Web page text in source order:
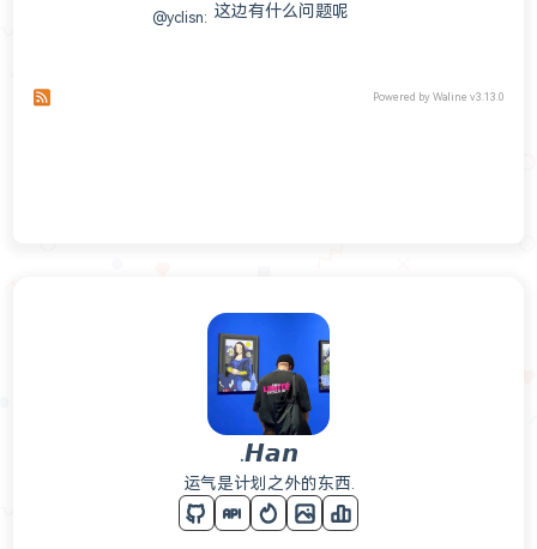
@yclisn: 这边有什么问题呢
Subscribe to comments of this site
Powered byWaline v3.13.0
.𝙃𝙖𝙣
运气是计划之外的东西.